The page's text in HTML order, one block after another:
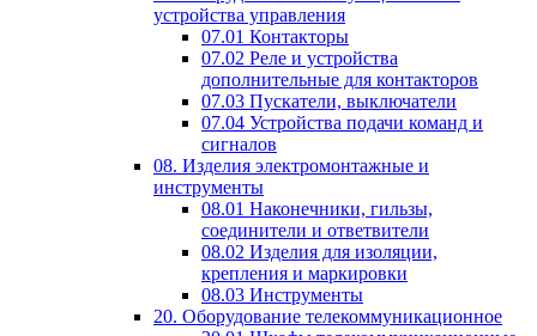
устройства управления
07.01 Контакторы
07.02 Реле и устройства
дополнительные для контакторов
07.03 Пускатели, выключатели
07.04 Устройства подачи команд и
сигналов
08. Изделия электромонтажные и
инструменты
08.01 Наконечники, гильзы,
соединители и ответвители
08.02 Изделия для изоляции,
крепления и маркировки
08.03 Инструменты
20. Оборудование телекоммуникационное